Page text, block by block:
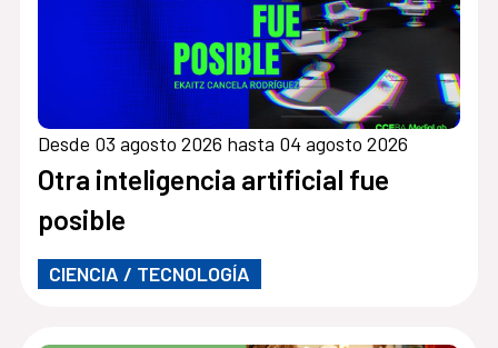
Desde 03 agosto 2026 hasta 04 agosto 2026
Otra inteligencia artificial fue
posible
CIENCIA / TECNOLOGÍA